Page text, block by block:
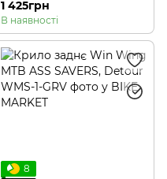
1 425грн
В наявності
8